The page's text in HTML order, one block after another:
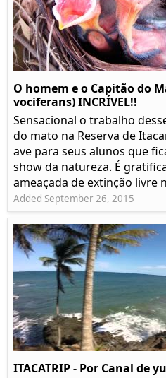
O homem e o Capitão do
vociferans) INCRÍVEL!!
Sensacional o trabalho
do mato na Reserva de
ave para seus alunos que
show da natureza. É
ameaçada de extinção livre
Added September 26, 2015
ITACATRIP - Por Canal de